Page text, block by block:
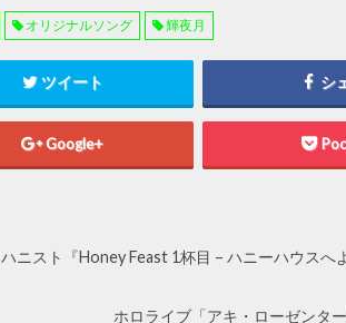
オリジナルソング 輝夜月
ツイート シ
Google+
ハニスト『Honey Feast 1杯目 – ハニーハウス
ホロライブ「アキ・ローゼンタ